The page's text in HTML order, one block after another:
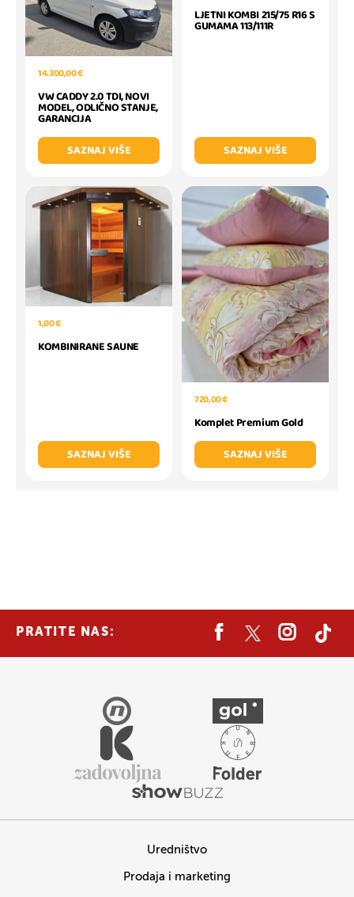
14.300,00 €
VW CADDY 2.0 TDI, NOVI
MODEL, ODLIČNO STANJE,
GARANCIJA
SAZNAJ VIŠE
LJETNI KOMBI 215/75 R16 S
GUMAMA 113/111R
SAZNAJ VIŠE
1,00 €
KOMBINIRANE SAUNE
SAZNAJ VIŠE
720,00 €
Komplet Premium Gold
SAZNAJ VIŠE
PRATITE NAS:
Uredništvo
Prodaja i marketing